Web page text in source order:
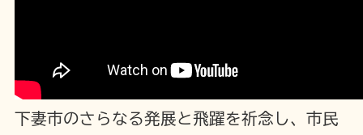
下妻市のさらなる発展と飛躍を祈念し、市民